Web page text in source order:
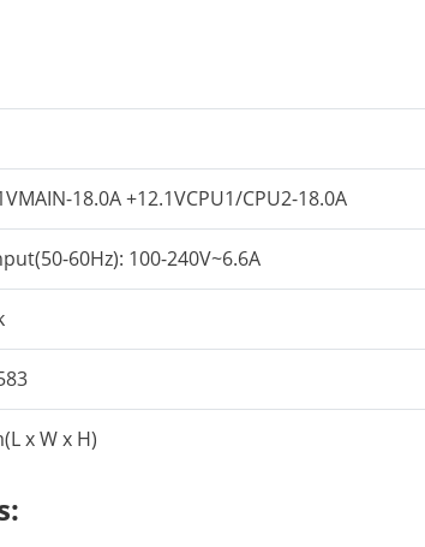
18.0A +12.1VCPU1/CPU2-18.0A
60Hz): 100-240V~6.6A
x W x H)